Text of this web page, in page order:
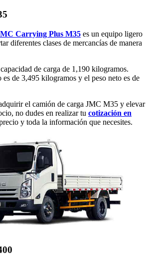
Carrying Plus M35 es un equipo ligero
diferentes clases de mercancías de manera
de carga de 1,190 kilogramos.
es de 3,495 kilogramos y el peso neto es de
el camión de carga JMC M35 y elevar
no dudes en realizar tu cotización en
y toda la información que necesites.